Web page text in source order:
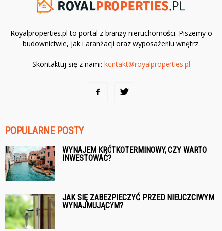
Royalproperties.pl to portal z branży nieruchomości. Piszemy o
budownictwie, jak i aranżacji oraz wyposażeniu wnętrz.
Skontaktuj się z nami: kontakt@royalproperties.pl
POPULARNE POSTY
WYNAJEM KRÓTKOTERMINOWY, CZY WARTO
INWESTOWAĆ?
JAK SIĘ ZABEZPIECZYĆ PRZED NIEUCZCIWYM
WYNAJMUJĄCYM?